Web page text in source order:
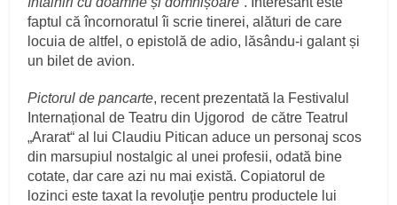
faptul că încornoratul îi scrie tinerei, alături de care
locuia de altfel, o epistolă de adio, lăsându-i galant și
un bilet de avion.
Pictorul de pancarte, recent prezentată la Festivalul
Internațional de Teatru din Ujgorod de către Teatrul
„Ararat“ al lui Claudiu Pitican aduce un personaj scos
din marsupiul nostalgic al unei profesii, odată bine
cotate, dar care azi nu mai există. Copiatorul de
lozinci este taxat la revoluţie pentru productele lui